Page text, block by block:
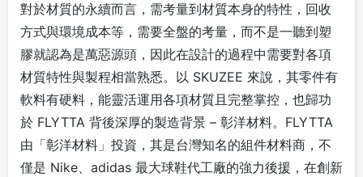
對於材質的永續而言，需考量到材質本身的特性，回收
方式與環境成本等，需要全盤的考量，而不是一聽到塑
膠就認為是萬惡源頭，因此在設計的過程中需要對各項
材質特性與製程相當熟悉。以 SKUZEE 來說，其零件有
軟料有硬料，能靈活運用各項材質且完整掌控，也歸功
於 FLYTTA 背後深厚的製造背景 – 彰洋材料。FLYTTA
由「彰洋材料」投資，其是台灣知名的組件材料商，不
僅是 Nike、adidas 最大球鞋代工廠的強力後援，在創新